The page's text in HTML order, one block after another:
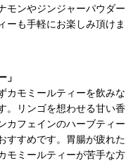
モンやジンジャーパウダー
ーも手軽にお楽しみ頂けま
」
カモミールティーを飲みな
。リンゴを想わせる甘い香
カフェインのハーブティー
すすめです。胃腸が疲れた
モミールティーが苦手な方